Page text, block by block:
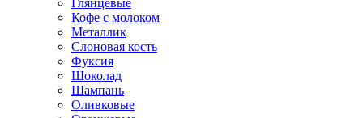
Глянцевые
Кофе с молоком
Металлик
Слоновая кость
Фуксия
Шоколад
Шампань
Оливковые